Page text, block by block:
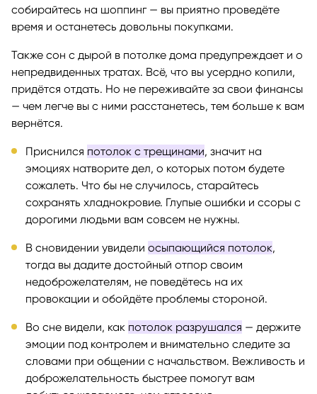
собирайтесь на шоппинг — вы приятно проведёте
время и останетесь довольны покупками.
Также сон с дырой в потолке дома предупреждает и о
непредвиденных тратах. Всё, что вы усердно копили,
придётся отдать. Но не переживайте за свои финансы
— чем легче вы с ними расстанетесь, тем больше к вам
вернётся.
Приснился потолок с трещинами, значит на
эмоциях натворите дел, о которых потом будете
сожалеть. Что бы не случилось, старайтесь
сохранять хладнокровие. Глупые ошибки и ссоры с
дорогими людьми вам совсем не нужны.
В сновидении увидели осыпающийся потолок,
тогда вы дадите достойный отпор своим
недоброжелателям, не поведётесь на их
провокации и обойдёте проблемы стороной.
Во сне видели, как потолок разрушался — держите
эмоции под контролем и внимательно следите за
словами при общении с начальством. Вежливость и
доброжелательность быстрее помогут вам